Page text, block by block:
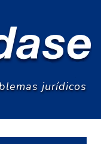
jurídicos